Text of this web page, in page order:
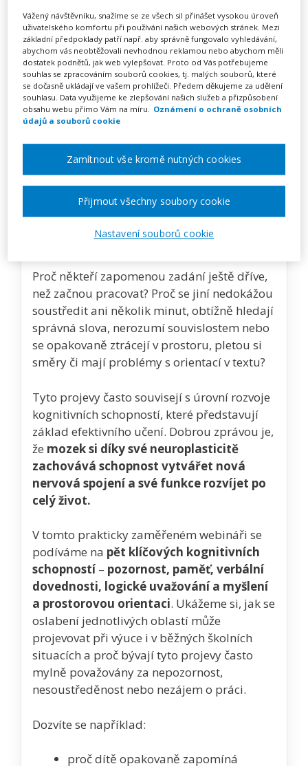
TERMÍN
02. 11. 2026
MÍSTO
ONLINE
CENA
1350 Kč
Zobrazit akci na webu pořadatele
Proč někteří zapomenou zadání ještě dříve,
než začnou pracovat? Proč se jiní nedokážou
soustředit ani několik minut, obtížně hledají
správná slova, nerozumí souvislostem nebo
se opakovaně ztrácejí v prostoru, pletou si
směry či mají problémy s orientací v textu?
Tyto projevy často souvisejí s úrovní rozvoje
kognitivních schopností, které představují
základ efektivního učení. Dobrou zprávou je,
že mozek si díky své neuroplasticitě
zachovává schopnost vytvářet nová
nervová spojení a své funkce rozvíjet po
celý život.
V tomto prakticky zaměřeném webináři se
podíváme na pět klíčových kognitivních
schopností– pozornost, paměť, verbální
dovednosti, logické uvažování a myšlení
a prostorovou orientaci. Ukážeme si, jak se
oslabení jednotlivých oblastí může
projevovat při výuce i v běžných školních
situacích a proč bývají tyto projevy často
mylně považovány za nepozornost,
nesoustředěnost nebo nezájem o práci.
Dozvíte se například:
proč dítě opakovaně zapomíná
Vážený návštěvníku, snažíme se ze všech sil přinášet vysokou úroveň
uživatelského komfortu při používání našich webových stránek. Mezi
základní předpoklady patří např. aby správně fungovalo vyhledávání,
abychom vás neobtěžovali nevhodnou reklamou nebo abychom měli
dostatek podnětů, jak web vylepšovat. Proto od Vás potřebujeme
souhlas se zpracováním souborů cookies, tj. malých souborů, které
se dočasně ukládají ve vašem prohlížeči. Předem děkujeme za udělení
souhlasu. Data využijeme ke zlepšování našich služeb a přizpůsobení
obsahu webu přímo Vám na míru.
Oznámení o ochraně osobních
údajů a souborů cookie
Nastavení souborů cookie
Zamítnout vše kromě nutných cookies
Přijmout všechny soubory cookie